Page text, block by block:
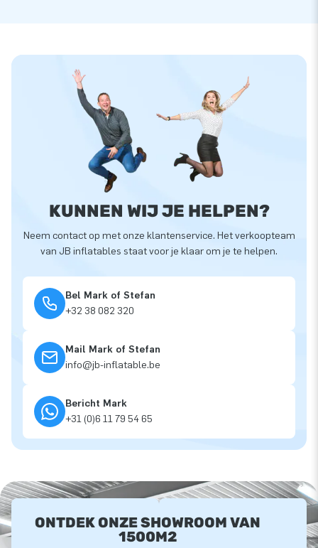
KUNNEN WIJ JE HELPEN?
Neem contact op met onze klantenservice. Het verkoopteam
van JB inflatables staat voor je klaar om je te helpen.
Bel Mark of Stefan
+32 38 082 320
Mail Mark of Stefan
info@jb-inflatable.be
Bericht Mark
+31 (0)6 11 79 54 65
ONTDEK ONZE SHOWROOM VAN
1500M2